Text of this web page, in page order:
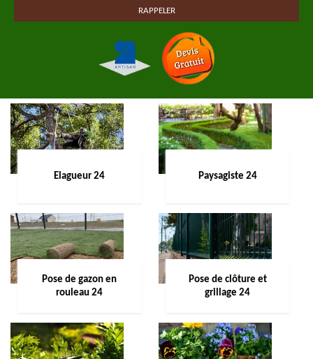
Elagueur 24 Paysagiste 24
Pose de gazon en
rouleau 24
Pose de clôture et
grillage 24